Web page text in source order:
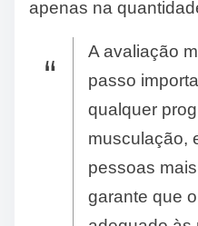
apenas na
A avaliação
passo
qualquer
musculação,
pessoas
garante que